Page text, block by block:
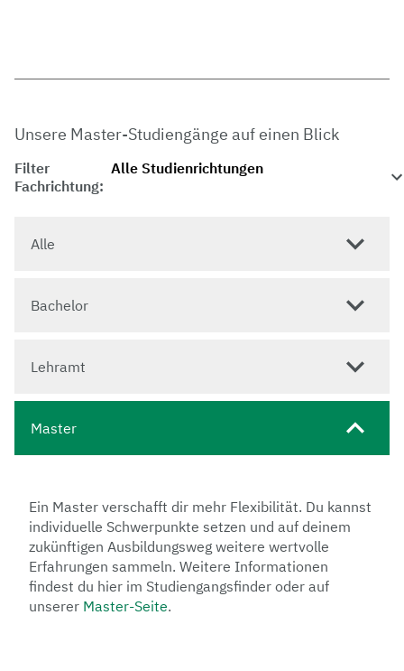
Unsere Master-Studiengänge auf einen Blick
Filter
Fachrichtung:
Alle
Bachelor
Lehramt
Master
Ein Master verschafft dir mehr Flexibilität. Du kannst
individuelle Schwerpunkte setzen und auf deinem
zukünftigen Ausbildungsweg weitere wertvolle
Erfahrungen sammeln. Weitere Informationen
findest du hier im Studiengangsfinder oder auf
unserer Master-Seite.